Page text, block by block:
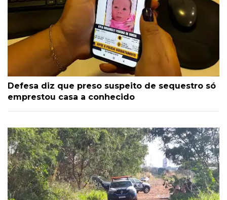
Defesa diz que preso suspeito de sequestro só
emprestou casa a conhecido